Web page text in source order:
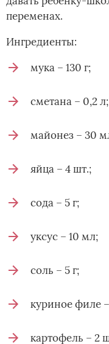
переменах.
Ингредиенты:
мука – 130 г;
сметана – 0,2 л;
майонез – 30
яйца – 4 шт.;
сода – 5 г;
уксус – 10 мл;
соль – 5 г;
куриное филе
картофель – 2